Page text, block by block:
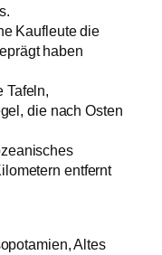
Kaufleute die
haben
Tafeln,
die nach Osten
entfernt
Altes